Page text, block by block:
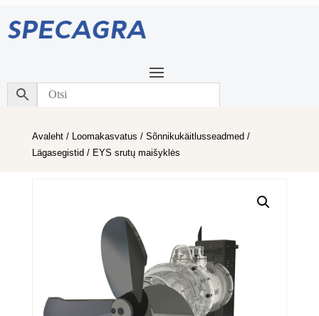
Avaleht/ Loomakasvatus / Sõnnikukäitlusseadmed /
Lägasegistid / EYS srutų maišyklės